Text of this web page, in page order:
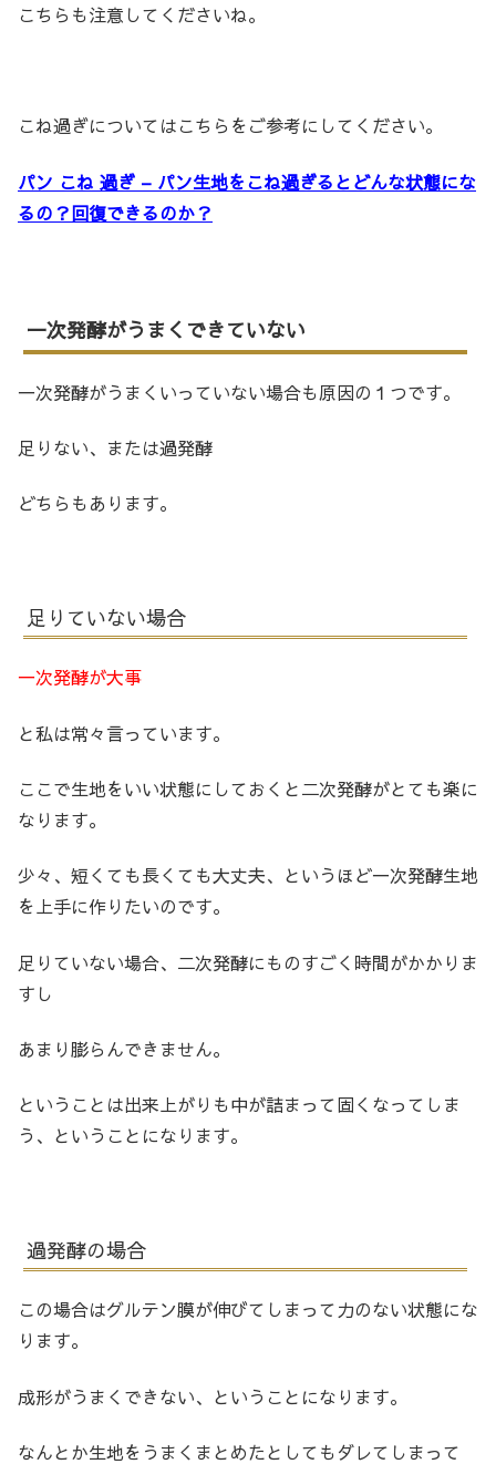
こちらも注意してくださいね。
こね過ぎについてはこちらをご参考にしてください。
パン こね 過ぎ – パン生地をこね過ぎるとどんな状態にな
るの？回復できるのか？
一次発酵がうまくできていない
一次発酵がうまくいっていない場合も原因の１つです。
足りない、または過発酵
どちらもあります。
足りていない場合
一次発酵が大事
と私は常々言っています。
ここで生地をいい状態にしておくと二次発酵がとても楽に
なります。
少々、短くても長くても大丈夫、というほど一次発酵生地
を上手に作りたいのです。
足りていない場合、二次発酵にものすごく時間がかかりま
すし
あまり膨らんできません。
ということは出来上がりも中が詰まって固くなってしま
う、ということになります。
過発酵の場合
この場合はグルテン膜が伸びてしまって力のない状態にな
ります。
成形がうまくできない、ということになります。
なんとか生地をうまくまとめたとしてもダレてしまって